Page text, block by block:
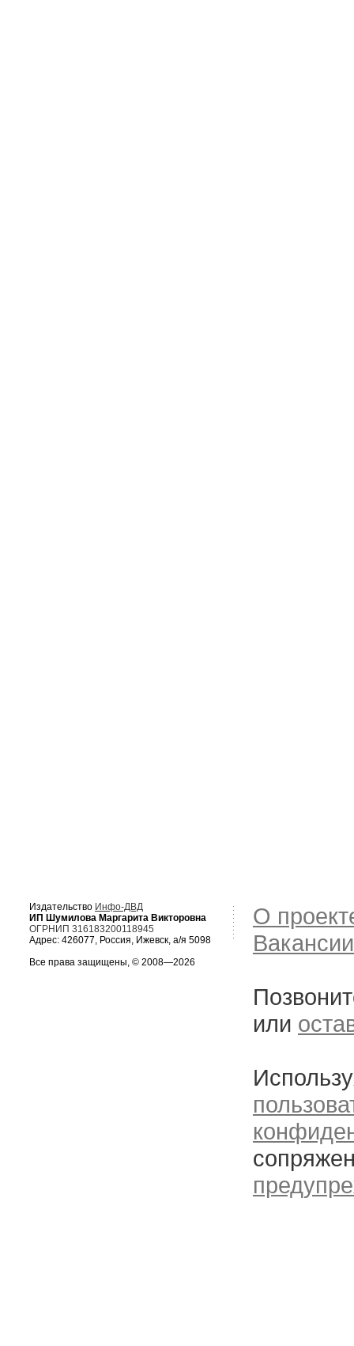
Издательство Инфо-ДВД
ИП Шумилова Маргарита Викторовна
ОГРНИП 316183200118945
Адрес: 426077, Россия, Ижевск, а/я 5098
Все права защищены, © 2008—2026
О
Вакансии
или